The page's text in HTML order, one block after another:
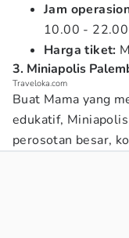
Jam
10.00 -
Harga tiket:
3. Miniapolis
Traveloka.com
Buat Mama yang
edukatif,
perosotan besar,